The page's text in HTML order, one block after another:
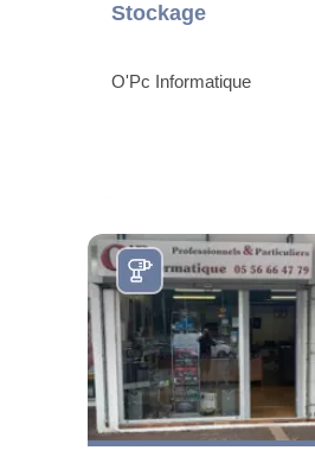
Stockage
O'Pc Informatique